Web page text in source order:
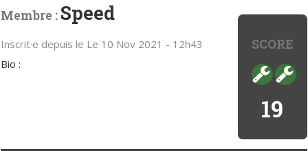
SCORE
19
Membre : Speed
Inscrit·e depuis le Le 10 Nov 2021 - 12h43
Bio :